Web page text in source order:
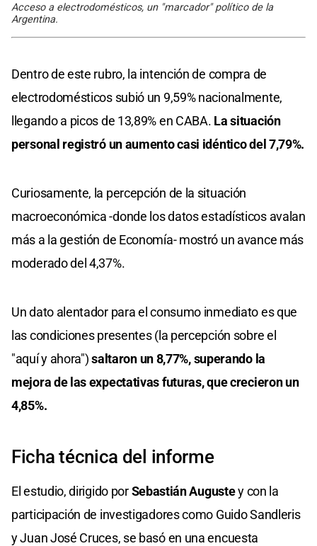
Acceso a electrodomésticos, un "marcador" político de la
Argentina.
Dentro de este rubro, la intención de compra de
electrodomésticos subió un 9,59% nacionalmente,
llegando a picos de 13,89% en CABA. La situación
personal registró un aumento casi idéntico del 7,79%.
Curiosamente, la percepción de la situación
macroeconómica -donde los datos estadísticos avalan
más a la gestión de Economía- mostró un avance más
moderado del 4,37%.
Un dato alentador para el consumo inmediato es que
las condiciones presentes (la percepción sobre el
"aquí y ahora")saltaron un 8,77%, superando la
mejora de las expectativas futuras, que crecieron un
4,85%.
Ficha técnica del informe
El estudio, dirigido porSebastián Augustey con la
participación de investigadores como Guido Sandleris
y Juan José Cruces, se basó en una encuesta